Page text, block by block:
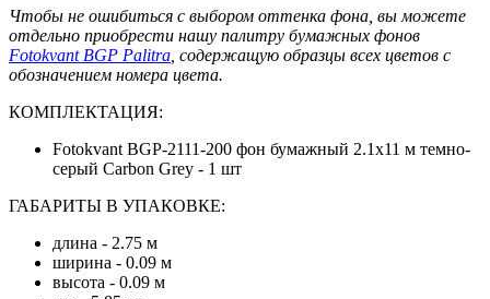
Чтобы не ошибиться с выбором оттенка фона, вы можете
отдельно приобрести нашу палитру бумажных фонов
Fotokvant BGP Palitra , содержащую образцы всех цветов с
обозначением номера цвета.
КОМПЛЕКТАЦИЯ:
Fotokvant BGP-2111-200 фон бумажный 2.1х11 м темно-
серый Carbon Grey - 1 шт
ГАБАРИТЫ В УПАКОВКЕ:
длина - 2.75 м
ширина - 0.09 м
высота - 0.09 м